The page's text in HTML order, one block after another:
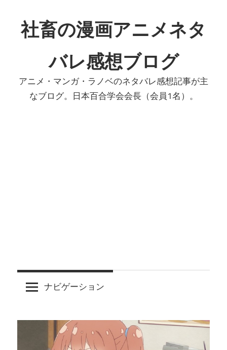
ン
テ
へ
社畜の漫画アニメネタ
バレ感想ブログ
アニメ・マンガ・ラノベのネタバレ感想記事が主
なブログ。日本百合学会会長（会員1名）。
ナビゲーション